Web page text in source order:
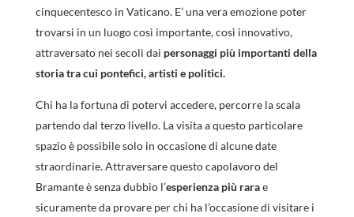
cinquecentesco in Vaticano. E’ una vera emozione poter
trovarsi in un luogo così importante, così innovativo,
attraversato nei secoli dai personaggi più importanti della
storia tra cui pontefici, artisti e politici.
Chi ha la fortuna di potervi accedere, percorre la scala
partendo dal terzo livello. La visita a questo particolare
spazio è possibile solo in occasione di alcune date
straordinarie. Attraversare questo capolavoro del
Bramante è senza dubbio l’esperienza più rarae
sicuramente da provare per chi ha l’occasione di visitare i